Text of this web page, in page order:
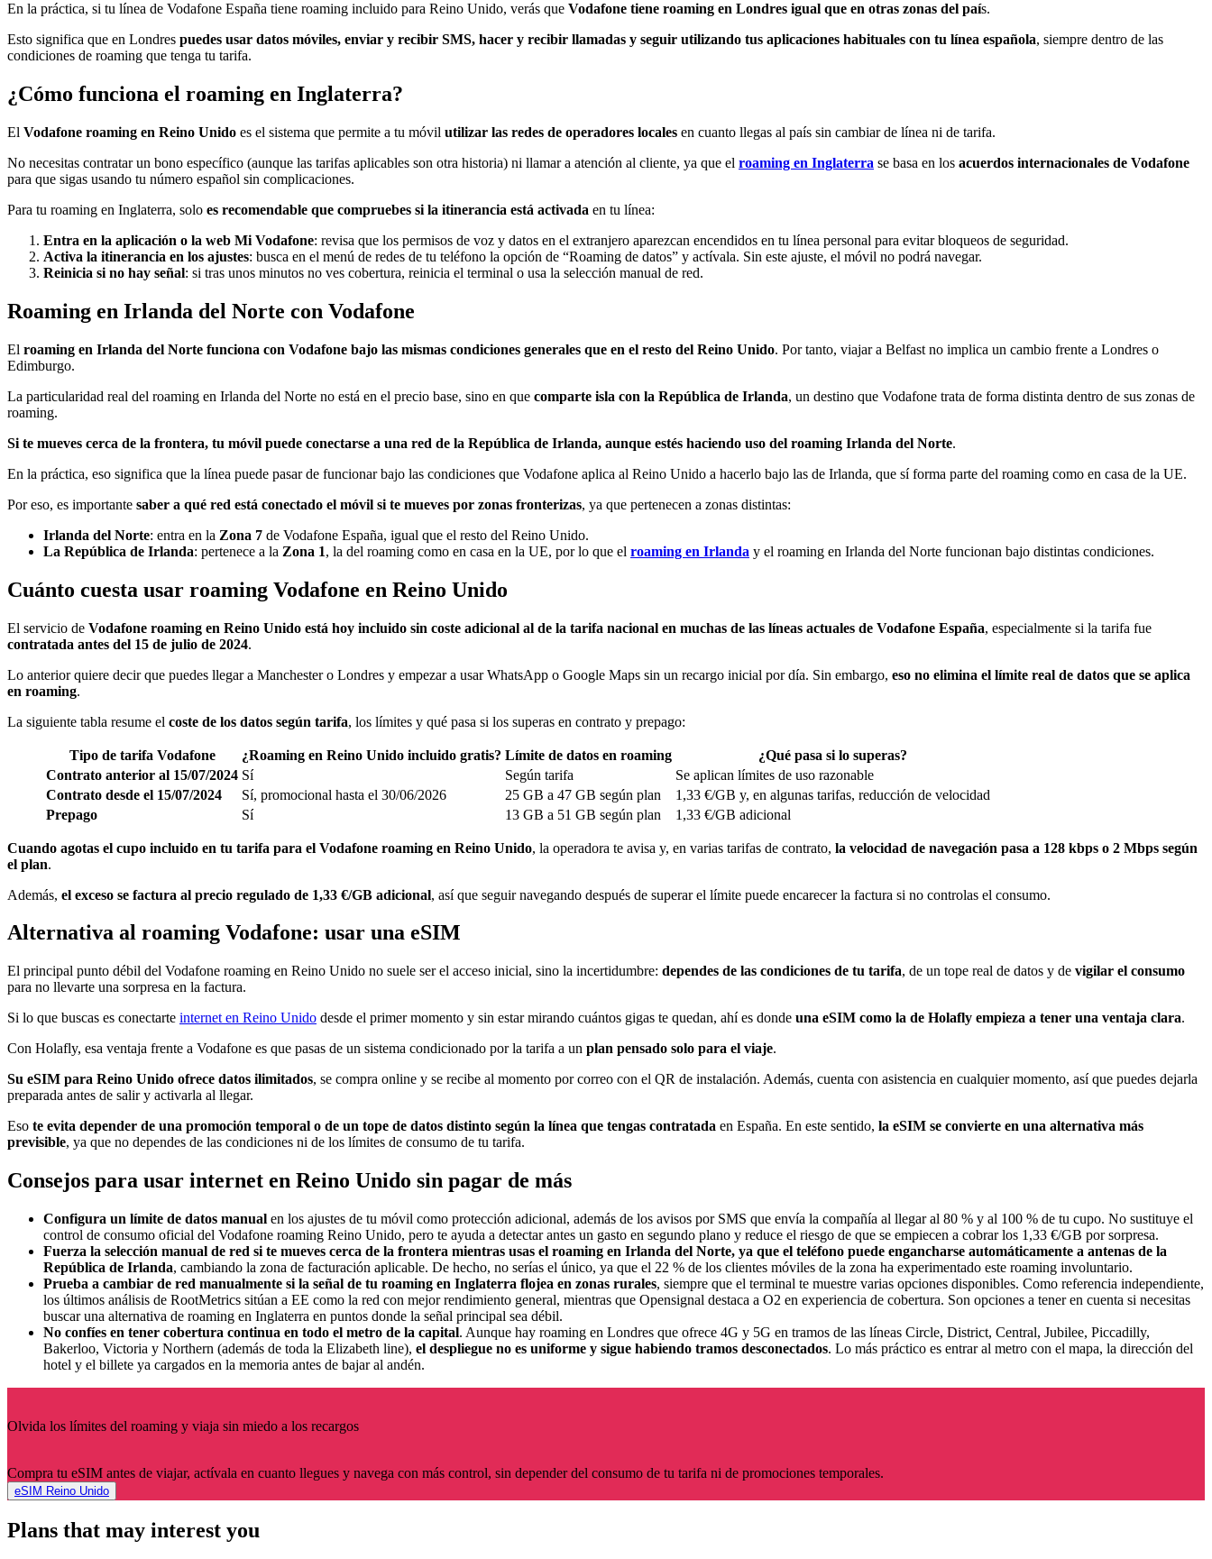
En la práctica, si tu línea de Vodafone España tiene roaming incluido para Reino Unido, verás que Vodafone tiene roaming en Londres igual que en otras zonas del país.
Esto significa que en Londres puedes usar datos móviles, enviar y recibir SMS, hacer y recibir llamadas y seguir utilizando tus aplicaciones habituales con tu línea española, siempre dentro de las
condiciones de roaming que tenga tu tarifa.
¿Cómo funciona el roaming en Inglaterra?
El Vodafone roaming en Reino Unido es el sistema que permite a tu móvil utilizar las redes de operadores locales en cuanto llegas al país sin cambiar de línea ni de tarifa.
No necesitas contratar un bono específico (aunque las tarifas aplicables son otra historia) ni llamar a atención al cliente, ya que el roaming en Inglaterra se basa en los acuerdos internacionales de Vodafone
para que sigas usando tu número español sin complicaciones.
Para tu roaming en Inglaterra, solo es recomendable que compruebes si la itinerancia está activada en tu línea:
Entra en la aplicación o la web Mi Vodafone: revisa que los permisos de voz y datos en el extranjero aparezcan encendidos en tu línea personal para evitar bloqueos de seguridad.
Activa la itinerancia en los ajustes: busca en el menú de redes de tu teléfono la opción de “Roaming de datos” y actívala. Sin este ajuste, el móvil no podrá navegar.
Reinicia si no hay señal: si tras unos minutos no ves cobertura, reinicia el terminal o usa la selección manual de red.
Roaming en Irlanda del Norte con Vodafone
El roaming en Irlanda del Norte funciona con Vodafone bajo las mismas condiciones generales que en el resto del Reino Unido. Por tanto, viajar a Belfast no implica un cambio frente a Londres o
Edimburgo.
La particularidad real del roaming en Irlanda del Norte no está en el precio base, sino en que comparte isla con la República de Irlanda, un destino que Vodafone trata de forma distinta dentro de sus zonas de
roaming.
Si te mueves cerca de la frontera, tu móvil puede conectarse a una red de la República de Irlanda, aunque estés haciendo uso del roaming Irlanda del Norte.
En la práctica, eso significa que la línea puede pasar de funcionar bajo las condiciones que Vodafone aplica al Reino Unido a hacerlo bajo las de Irlanda, que sí forma parte del roaming como en casa de la UE.
Por eso, es importante saber a qué red está conectado el móvil si te mueves por zonas fronterizas, ya que pertenecen a zonas distintas:
Irlanda del Norte: entra en la Zona 7 de Vodafone España, igual que el resto del Reino Unido.
La República de Irlanda: pertenece a la Zona 1, la del roaming como en casa en la UE, por lo que el roaming en Irlanda y el roaming en Irlanda del Norte funcionan bajo distintas condiciones.
Cuánto cuesta usar roaming Vodafone en Reino Unido
El servicio de Vodafone roaming en Reino Unido está hoy incluido sin coste adicional al de la tarifa nacional en muchas de las líneas actuales de Vodafone España, especialmente si la tarifa fue
contratada antes del 15 de julio de 2024.
Lo anterior quiere decir que puedes llegar a Manchester o Londres y empezar a usar WhatsApp o Google Maps sin un recargo inicial por día. Sin embargo, eso no elimina el límite real de datos que se aplica
en roaming.
La siguiente tabla resume el coste de los datos según tarifa, los límites y qué pasa si los superas en contrato y prepago:
Tipo de tarifa Vodafone ¿Roaming en Reino Unido incluido gratis? Límite de datos en roaming
¿Qué pasa si lo superas?
Contrato anterior al 15/07/2024 Sí Según tarifa
Se aplican límites de uso razonable
Contrato desde el 15/07/2024
Sí, promocional hasta el 30/06/2026 25 GB a 47 GB según plan
1,33 €/GB y, en algunas tarifas, reducción de velocidad
Prepago
Sí 13 GB a 51 GB según plan 1,33 €/GB adicional
Cuando agotas el cupo incluido en tu tarifa para el Vodafone roaming en Reino Unido, la operadora te avisa y, en varias tarifas de contrato, la velocidad de navegación pasa a 128 kbps o 2 Mbps según
el plan.
Además, el exceso se factura al precio regulado de 1,33 €/GB adicional, así que seguir navegando después de superar el límite puede encarecer la factura si no controlas el consumo.
Alternativa al roaming Vodafone: usar una eSIM
El principal punto débil del Vodafone roaming en Reino Unido no suele ser el acceso inicial, sino la incertidumbre: dependes de las condiciones de tu tarifa, de un tope real de datos y de vigilar el consumo
para no llevarte una sorpresa en la factura.
Si lo que buscas es conectarte internet en Reino Unido desde el primer momento y sin estar mirando cuántos gigas te quedan, ahí es donde una eSIM como la de Holafly empieza a tener una ventaja clara.
Con Holafly, esa ventaja frente a Vodafone es que pasas de un sistema condicionado por la tarifa a un plan pensado solo para el viaje.
Su eSIM para Reino Unido ofrece datos ilimitados, se compra online y se recibe al momento por correo con el QR de instalación. Además, cuenta con asistencia en cualquier momento, así que puedes dejarla
preparada antes de salir y activarla al llegar.
Eso te evita depender de una promoción temporal o de un tope de datos distinto según la línea que tengas contratada en España. En este sentido, la eSIM se convierte en una alternativa más
previsible, ya que no dependes de las condiciones ni de los límites de consumo de tu tarifa.
Consejos para usar internet en Reino Unido sin pagar de más
Configura un límite de datos manual en los ajustes de tu móvil como protección adicional, además de los avisos por SMS que envía la compañía al llegar al 80 % y al 100 % de tu cupo. No sustituye el
control de consumo oficial del Vodafone roaming Reino Unido, pero te ayuda a detectar antes un gasto en segundo plano y reduce el riesgo de que se empiecen a cobrar los 1,33 €/GB por sorpresa.
Fuerza la selección manual de red si te mueves cerca de la frontera mientras usas el roaming en Irlanda del Norte, ya que el teléfono puede engancharse automáticamente a antenas de la
República de Irlanda, cambiando la zona de facturación aplicable. De hecho, no serías el único, ya que el 22 % de los clientes móviles de la zona ha experimentado este roaming involuntario.
Prueba a cambiar de red manualmente si la señal de tu roaming en Inglaterra flojea en zonas rurales, siempre que el terminal te muestre varias opciones disponibles. Como referencia independiente,
los últimos análisis de RootMetrics sitúan a EE como la red con mejor rendimiento general, mientras que Opensignal destaca a O2 en experiencia de cobertura. Son opciones a tener en cuenta si necesitas
buscar una alternativa de roaming en Inglaterra en puntos donde la señal principal sea débil.
No confíes en tener cobertura continua en todo el metro de la capital. Aunque hay roaming en Londres que ofrece 4G y 5G en tramos de las líneas Circle, District, Central, Jubilee, Piccadilly,
Bakerloo, Victoria y Northern (además de toda la Elizabeth line), el despliegue no es uniforme y sigue habiendo tramos desconectados. Lo más práctico es entrar al metro con el mapa, la dirección del
hotel y el billete ya cargados en la memoria antes de bajar al andén.
Olvida los límites del roaming y viaja sin miedo a los recargos
Compra tu eSIM antes de viajar, actívala en cuanto llegues y navega con más control, sin depender del consumo de tu tarifa ni de promociones temporales.
eSIM Reino Unido
Plans that may interest you